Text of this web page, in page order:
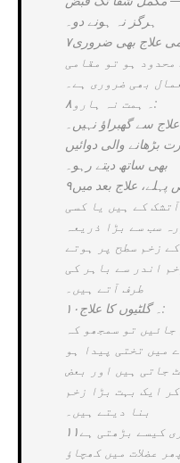
ہرگز نہ ہونے دو۔
ہو تو مقامی
بھی ضروری ہے۔
۸۔ ہمت نہ ہارو:
سے گھبراؤ نہیں۔
بڑھانے والی دوائیں
بھی ساتھ دیتے رہو۔
کے ہیں یا کسی
سب سے بڑا ذریعہ
زخم سطح پر ہوتے
اندر سے باہر کی
طرف آتے ہیں۔
۱۰۔ گلٹیوں کا علاج:
تو سمجھو کہ
میں تختی پیدا ہو
جاتی ہیں اور بعض
ایک بہت بڑا زخم
بنا دیتے ہیں۔
عضلات میں کھچاؤ